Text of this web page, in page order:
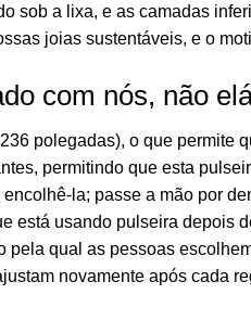
sob a lixa, e as camadas
joias sustentáveis, e o
com nós, não
polegadas), o que permite
permitindo que esta
la; passe a mão por
está usando pulseira depois
pela qual as pessoas
novamente após cada